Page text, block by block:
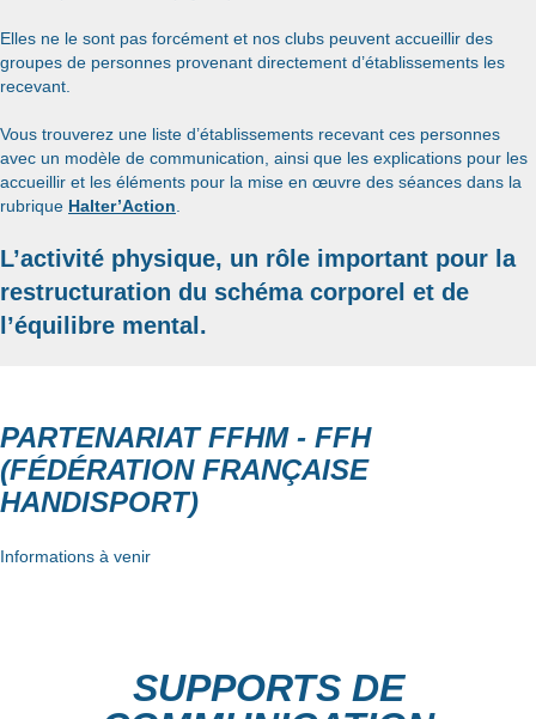
Elles ne le sont pas forcément et nos clubs peuvent accueillir des
groupes de personnes provenant directement d’établissements les
recevant.
Vous trouverez une liste d’établissements recevant ces personnes
avec un modèle de communication, ainsi que les explications pour les
accueillir et les éléments pour la mise en œuvre des séances dans la
rubrique Halter’Action
L’activité physique, un rôle important pour la
restructuration du schéma corporel et de
l’équilibre mental.
PARTENARIAT FFHM - FFH
(FÉDÉRATION FRANÇAISE
HANDISPORT)
Informations à venir
SUPPORTS DE